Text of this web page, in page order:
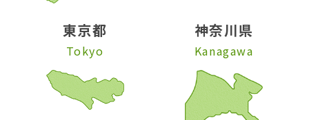
東京都
Tokyo
神奈川県
Kanagawa